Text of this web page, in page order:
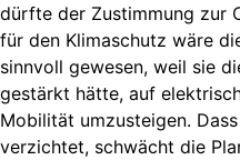
dürfte der Zustimmung zur
für den Klimaschutz wäre
sinnvoll gewesen, weil sie
gestärkt hätte, auf
Mobilität umzusteigen.
verzichtet, schwächt die